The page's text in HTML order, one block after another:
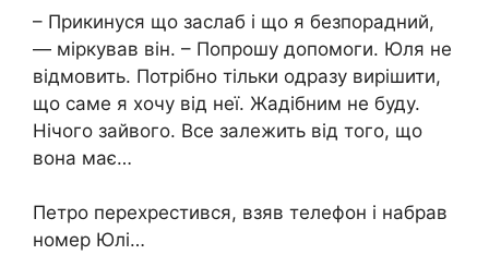
– Прикинуся що заслаб і що я безпорадний,
— міркував він. – Попрошу допомоги. Юля не
відмовить. Потрібно тільки одразу вирішити,
що саме я хочу від неї. Жадібним не буду.
Нічого зайвого. Все залежить від того, що
вона має…
Петро перехрестився, взяв телефон і набрав
номер Юлі…